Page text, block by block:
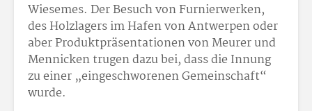
Wiesemes. Der Besuch von Furnierwerken,
des Holzlagers im Hafen von Antwerpen oder
aber Produktpräsentationen von Meurer und
Mennicken trugen dazu bei, dass die Innung
zu einer „eingeschworenen Gemeinschaft“
wurde.